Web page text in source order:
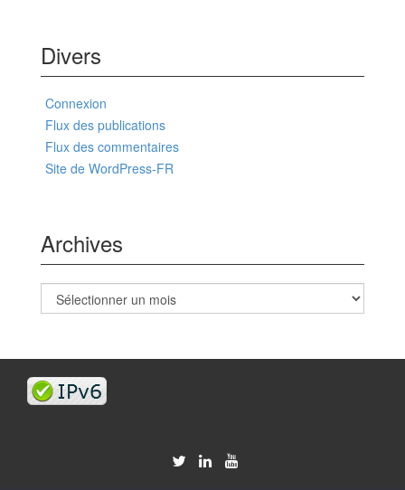
Divers
Connexion
Flux des publications
Flux des commentaires
Site de WordPress-FR
Archives
Archives